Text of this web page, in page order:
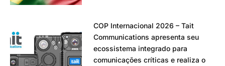
COP Internacional 2026 – Tait
Communications apresenta seu
ecossistema integrado para
comunicações críticas e realiza o